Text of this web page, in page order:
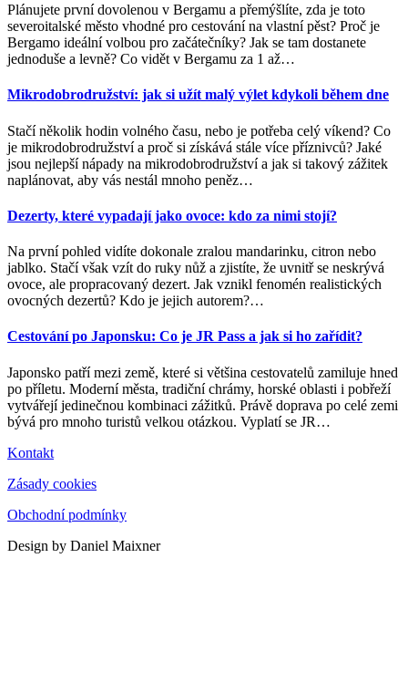
Plánujete první dovolenou v Bergamu a přemýšlíte, zda je toto
severoitalské město vhodné pro cestování na vlastní pěst? Proč je
Bergamo ideální volbou pro začátečníky? Jak se tam dostanete
jednoduše a levně? Co vidět v Bergamu za 1 až…
Mikrodobrodružství: jak si užít malý výlet kdykoli během dne
Stačí několik hodin volného času, nebo je potřeba celý víkend? Co
je mikrodobrodružství a proč si získává stále více příznivců? Jaké
jsou nejlepší nápady na mikrodobrodružství a jak si takový zážitek
naplánovat, aby vás nestál mnoho peněz…
Dezerty, které vypadají jako ovoce: kdo za nimi stojí?
Na první pohled vidíte dokonale zralou mandarinku, citron nebo
jablko. Stačí však vzít do ruky nůž a zjistíte, že uvnitř se neskrývá
ovoce, ale propracovaný dezert. Jak vznikl fenomén realistických
ovocných dezertů? Kdo je jejich autorem?…
Cestování po Japonsku: Co je JR Pass a jak si ho zařídit?
Japonsko patří mezi země, které si většina cestovatelů zamiluje hned
po příletu. Moderní města, tradiční chrámy, horské oblasti i pobřeží
vytvářejí jedinečnou kombinaci zážitků. Právě doprava po celé zemi
bývá pro mnoho turistů velkou otázkou. Vyplatí se JR…
Kontakt
Zásady cookies
Obchodní podmínky
Design by Daniel Maixner